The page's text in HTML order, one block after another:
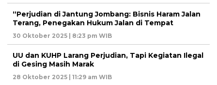
“Perjudian di Jantung Jombang: Bisnis Haram Jalan
Terang, Penegakan Hukum Jalan di Tempat
30 Oktober 2025 | 8:23 pm WIB
UU dan KUHP Larang Perjudian, Tapi Kegiatan Ilegal
di Gesing Masih Marak
28 Oktober 2025 | 11:29 am WIB